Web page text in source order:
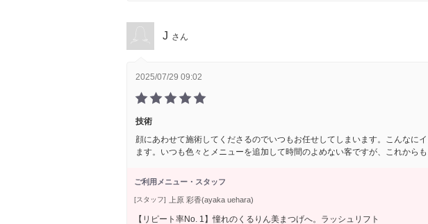
J さん
2025/07/29 09:02
技術
顔にあわせて施術してくださるのでいつもお任せしてしまいます。こんなに
ます。いつも色々とメニューを追加して時間のよめない客ですが、これから
ご利用メニュー・スタッフ
[スタッフ] 上原 彩香(ayaka uehara)
【リピート率No. 1】憧れのくるりん美まつげへ。ラッシュリフト